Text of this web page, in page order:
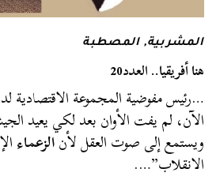
المشربية,المصطبة
هنا أفريقيا.. العدد20
…رئيس مفوضية المجموعة الاقتصادية
الآن، لم يفت الأوان بعد لكي يعيد
ويستمع إلى صوت العقل لأنالزعماء
الانقلاب”….